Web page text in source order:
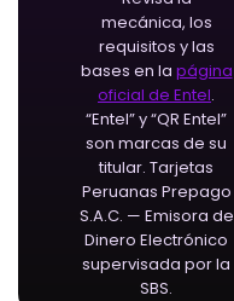
mecánica, los
requisitos y las
bases en la página
oficial de Entel.
“Entel” y “QR Entel”
son marcas de su
titular. Tarjetas
Peruanas Prepago
S.A.C. — Emisora de
Dinero Electrónico
supervisada por la
SBS.